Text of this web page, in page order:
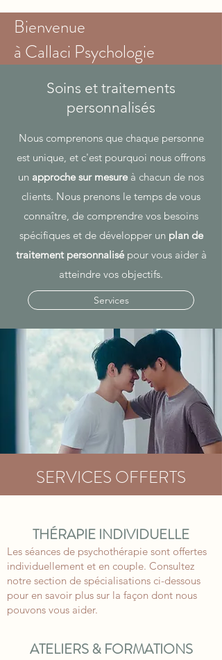
Bienvenue
à Callaci Psychologie
établir des relations plus solides et plus
avec un accent sur la
communication des besoins, le
renforcement de la confiance, la
résolution des conflits et le bien-être
sexuel.
Soins et traitements
personnalisés
Nous comprenons que chaque personne
est unique, et c'est pourquoi nous offrons
un approche sur mesure à chacun de nos
clients. Nous prenons le temps de vous
connaître, de comprendre vos besoins
spécifiques et de développer un plan de
traitement personnalisé pour vous aider à
atteindre vos objectifs.
Services
SERVICES OFFERTS
THÉRAPIE INDIVIDUELLE
Les séances de psychothérapie sont offertes
individuellement et en couple. Consultez
notre section de spécialisations ci-dessous
pour en savoir plus sur la façon dont nous
pouvons vous aider.
ATELIERS & FORMATIONS